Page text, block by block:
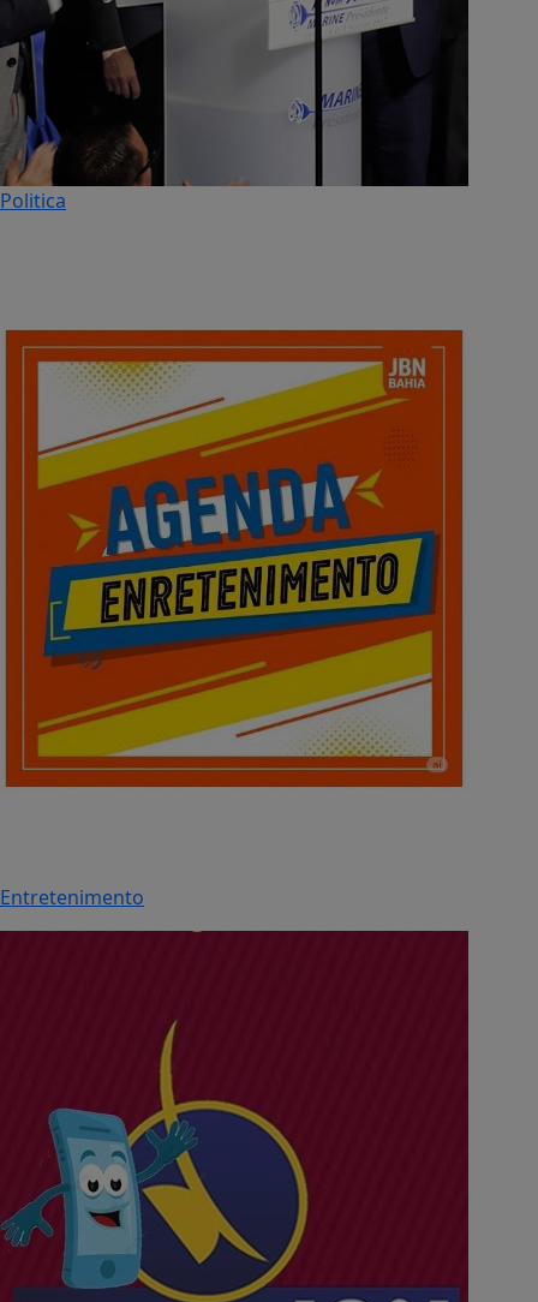
Politica
Entretenimento